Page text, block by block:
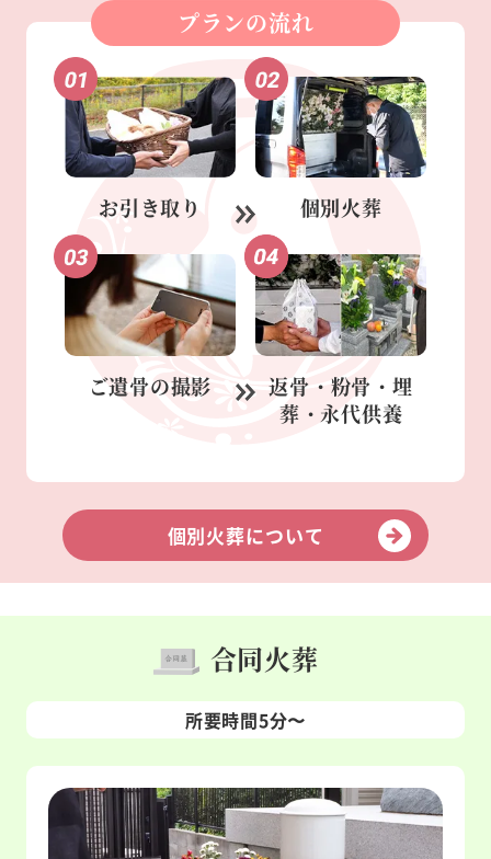
プランの流れ
お引き取り 個別火葬
ご遺骨の撮影 返骨・粉骨・ 埋
葬・永代供養
個別火葬について
合同火葬
所要時間5分〜